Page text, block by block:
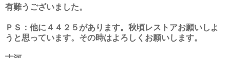
有難うございました。
ＰＳ：他に４４２５があります。秋頃レストアお願いしよ
うと思っています。その時はよろしくお願いします。